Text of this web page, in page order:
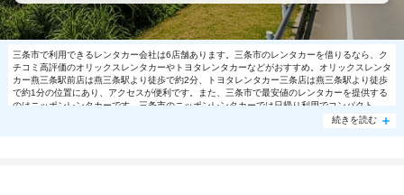
三条市で利用できるレンタカー会社は6店舗あります。三条市のレンタカーを借りるなら、ク
チコミ高評価のオリックスレンタカーやトヨタレンタカーなどがおすすめ。オリックスレンタ
カー燕三条駅前店は燕三条駅より徒歩で約2分、トヨタレンタカー三条店は燕三条駅より徒歩
で約1分の位置にあり、アクセスが便利です。また、三条市で最安値のレンタカーを提供する
のはニッポンレンタカーです。三条市のニッポンレンタカーでは日帰り利用でコンパクト
8250円～の格安で利用できます。三条市で大人気の格安レンタカーは売り切れる場合もあり
続きを読む